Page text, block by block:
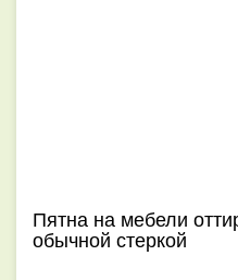
Пятна на мебели
обычной стеркой